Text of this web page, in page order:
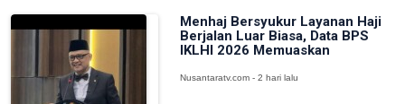
Menhaj Bersyukur Layanan Haji
Berjalan Luar Biasa, Data BPS
IKLHI 2026 Memuaskan
Nusantaratv.com - 2 hari lalu